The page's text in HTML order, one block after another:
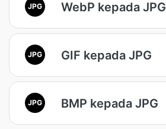
JPG WebP kepada JPG
JPG GIF kepada JPG
JPG BMP kepada JPG